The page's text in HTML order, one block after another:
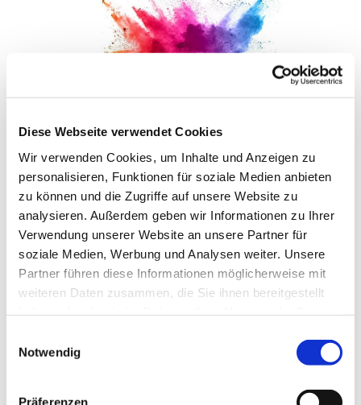
Diese Webseite verwendet Cookies
Wir verwenden Cookies, um Inhalte und Anzeigen zu
personalisieren, Funktionen für soziale Medien anbieten
zu können und die Zugriffe auf unsere Website zu
analysieren. Außerdem geben wir Informationen zu Ihrer
Verwendung unserer Website an unsere Partner für
soziale Medien, Werbung und Analysen weiter. Unsere
Partner führen diese Informationen möglicherweise mit
weiteren Daten zusammen, die Sie ihnen bereitgestellt
Notwendig
Präferenzen
© Miriam Graf
Donnerstag, 5. November 2026,
16:00 Uhr